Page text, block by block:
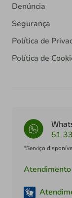
Denúncia
Segurança
Política de
Política de
51
*Serviço